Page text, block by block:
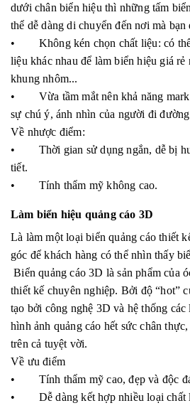
dưới chân biển hiệu thì những tấm
thể dễ dàng di chuyển đến nơi mà bạn
• Không kén chọn chất liệu: có thể
liệu khác nhau để làm biển hiệu giá
khung nhôm...
• Vừa tầm mắt nên khả năng
sự chú ý, ánh nhìn của người đi
Về nhược điểm:
• Thời gian sử dụng ngắn, dễ bị
tiết.
• Tính thẩm mỹ không cao.
Làm biển hiệu quảng cáo 3D
Là làm một loại biển quảng cáo thiết
góc để khách hàng có thể nhìn thấy
Biển quảng cáo 3D là sản phẩm của
thiết kế chuyên nghiệp. Bởi độ “hot”
tạo bởi công nghệ 3D và hệ thống
hình ảnh quảng cáo hết sức chân
trên cả tuyệt vời.
Về ưu điểm
• Tính thẩm mỹ cao, đẹp và độc
• Dễ dàng kết hợp nhiều loại chất